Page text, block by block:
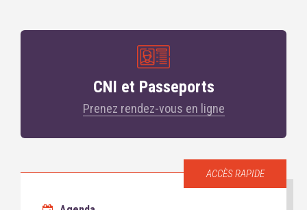
CNI et Passeports
Prenez rendez-vous en ligne
ACCÈS RAPIDE